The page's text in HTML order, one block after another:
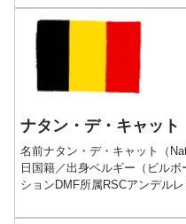
ナタン・デ・キャット
名前ナタン・デ・キャット（
日国籍／出身ベルギー（ビル
ションDMF所属RSCアンデル